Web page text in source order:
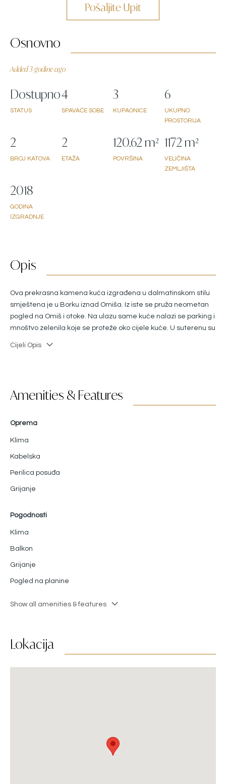
Pošaljite Upit
Osnovno
Added 3 godine ago
STATUS
Dostupno
SPAVAĆE SOBE
4
KUPAONICE
3
UKUPNO
PROSTORIJA
6
BROJ KATOVA
2
ETAŽA
2
POVRŠINA
120.62 m²
VELIČINA
ZEMLJIŠTA
1172 m²
GODINA
IZGRADNJE
2018
Opis
Ova prekrasna kamena kuća izgrađena u dalmatinskom stilu
smještena je u Borku iznad Omiša. Iz iste se pruža neometan
pogled na Omiš i otoke. Na ulazu same kuće nalazi se parking i
mnoštvo zelenila koje se proteže oko cijele kuće. U suterenu su
igralište i bazen 4*8.5m. Cijelo imanje smješteno je u mirnom
Cijeli Opis
Amenities & Features
Oprema
Klima
Kabelska
Perilica posuđa
Grijanje
Pogodnosti
Klima
Balkon
Grijanje
Pogled na planine
Show all amenities & features
Lokacija